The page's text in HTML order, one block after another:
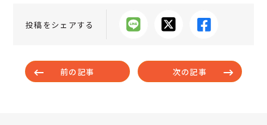
投稿をシェアする
前の記事 次の記事